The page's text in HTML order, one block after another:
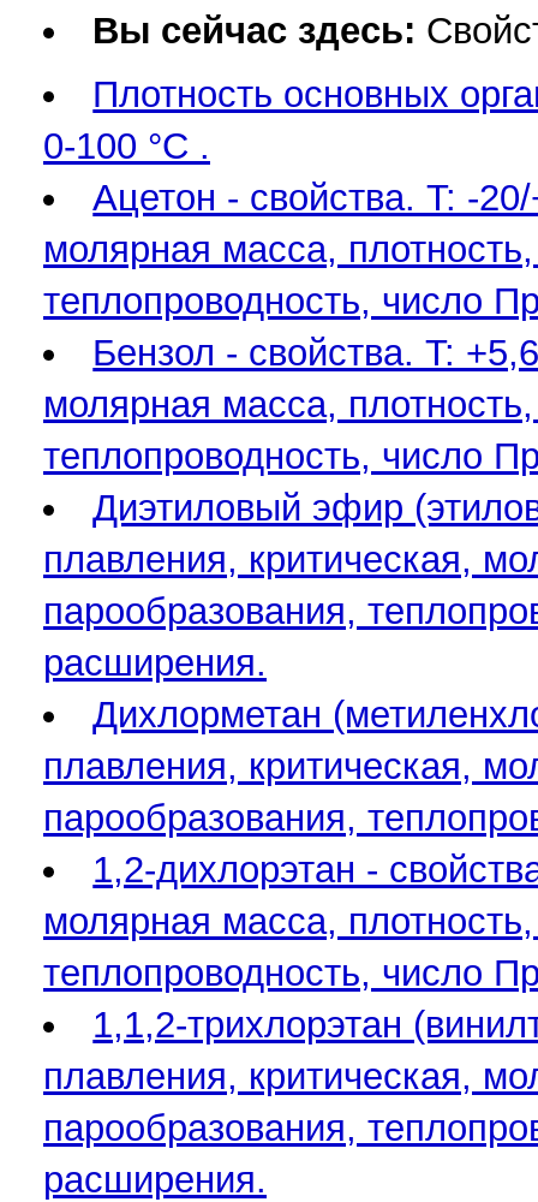
Вы сейчас здесь:
Плотность основных
0-100 °С .
Ацетон - свойства. T: -
молярная масса,
теплопроводность, число
Бензол - свойства. T:
молярная масса,
теплопроводность, число
Диэтиловый эфир
плавления, критическая,
парообразования,
расширения.
Дихлорметан
плавления, критическая,
парообразования,
1,2-дихлорэтан -
молярная масса,
теплопроводность, число
1,1,2-трихлорэтан
плавления, критическая,
парообразования,
расширения.